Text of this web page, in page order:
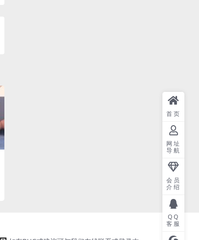
首页
网址
导航
会员
介绍
QQ
客服